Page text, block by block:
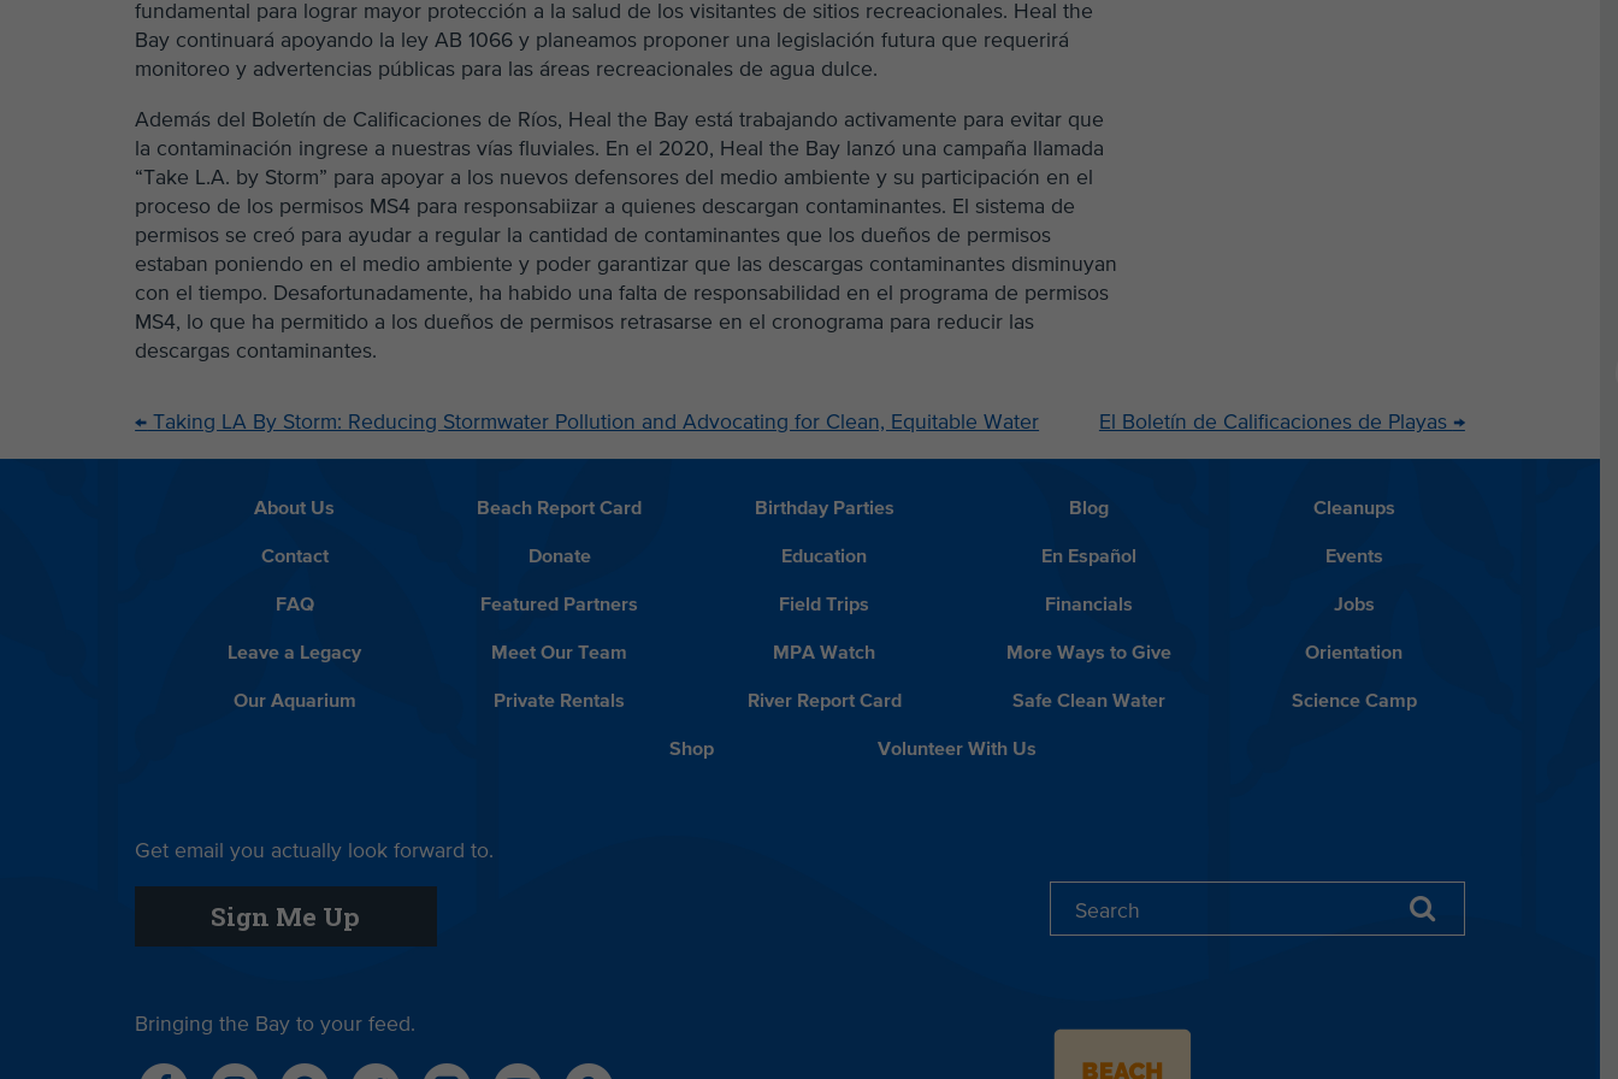
fundamental para lograr mayor protección a la salud de los visitantes de sitios recreacionales. Heal the
Bay continuará apoyando la ley AB 1066 y planeamos proponer una legislación futura que requerirá
monitoreo y advertencias públicas para las áreas recreacionales de agua dulce.
Además del Boletín de Calificaciones de Ríos, Heal the Bay está trabajando activamente para evitar que
la contaminación ingrese a nuestras vías fluviales. En el 2020, Heal the Bay lanzó una campaña llamada
“Take L.A. by Storm” para apoyar a los nuevos defensores del medio ambiente y su participación en el
proceso de los permisos MS4 para responsabiizar a quienes descargan contaminantes. El sistema de
permisos se creó para ayudar a regular la cantidad de contaminantes que los dueños de permisos
estaban poniendo en el medio ambiente y poder garantizar que las descargas contaminantes disminuyan
con el tiempo. Desafortunadamente, ha habido una falta de responsabilidad en el programa de permisos
MS4, lo que ha permitido a los dueños de permisos retrasarse en el cronograma para reducir las
descargas contaminantes.
← Taking LA By Storm: Reducing Stormwater Pollution and Advocating for Clean, Equitable Water El Boletín de Calificaciones de Playas →
About Us Beach Report Card Birthday Parties Blog Cleanups
Contact Donate Education En Español Events
FAQ Featured Partners Field Trips Financials Jobs
Leave a Legacy Meet Our Team MPA Watch More Ways to Give Orientation
Our Aquarium Private Rentals River Report Card Safe Clean Water Science Camp
Shop Volunteer With Us
Get email you actually look forward to.
Sign Me Up
Bringing the Bay to your feed.